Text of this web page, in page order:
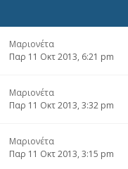
Μαριονέτα
Παρ 11 Οκτ 2013, 6:21 pm
Μαριονέτα
Παρ 11 Οκτ 2013, 3:32 pm
Μαριονέτα
Παρ 11 Οκτ 2013, 3:15 pm